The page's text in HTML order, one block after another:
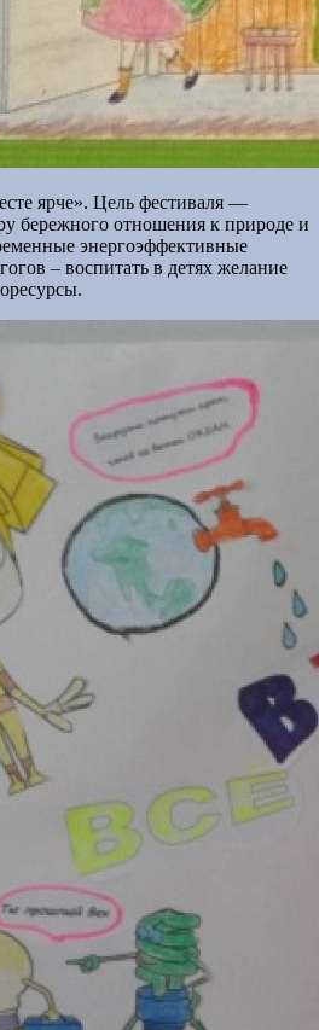
ярче». Цель фестиваля —
бережного отношения к природе и
энергоэффективные
– воспитать в детях желание